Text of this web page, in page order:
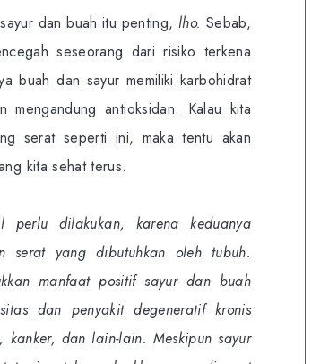
dan buah itu penting, lho. Sebab,
seseorang dari risiko terkena
buah dan sayur memiliki karbohidrat
mengandung antioksidan. Kalau kita
serat seperti ini, maka tentu akan
kita sehat terus.
dilakukan, karena keduanya
serat yang dibutuhkan oleh tubuh.
manfaat positif sayur dan buah
dan penyakit degeneratif kronis
kanker, dan lain-lain. Meskipun sayur